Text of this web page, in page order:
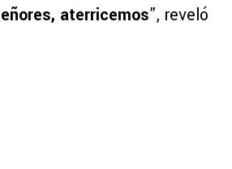
aterricemos”, reveló